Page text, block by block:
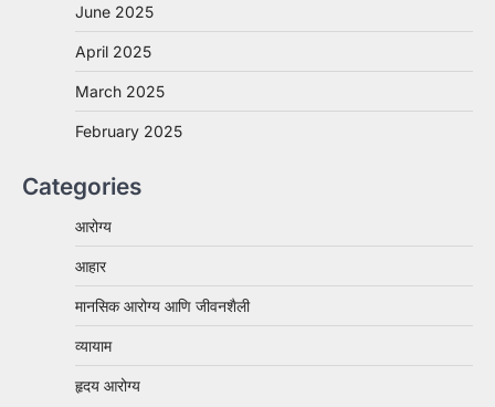
June 2025
April 2025
March 2025
February 2025
Categories
आरोग्य
आहार
मानसिक आरोग्य आणि जीवनशैली
व्यायाम
हृदय आरोग्य